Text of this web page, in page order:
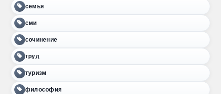
семья
сми
сочинение
труд
туризм
философия